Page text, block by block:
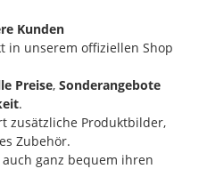
Kunden
in unserem offiziellen Shop
Preise, Sonderangebote
.
zusätzliche Produktbilder,
Zubehör.
ganz bequem ihren